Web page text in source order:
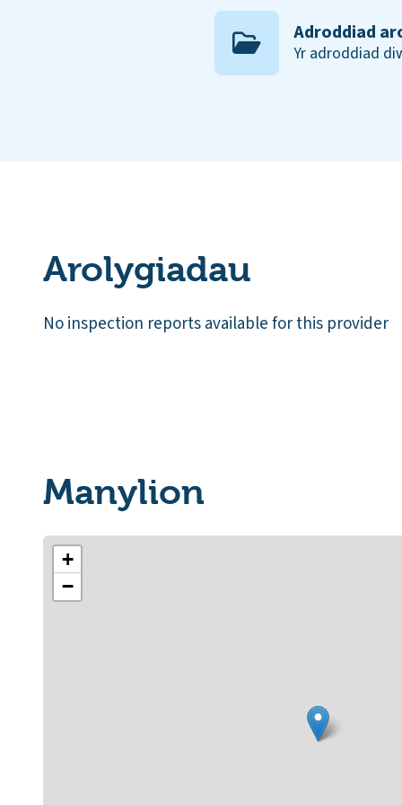
Adroddiad
Yr adroddiad
Arolygiadau
No inspection reports available for this provider
Manylion
+
−